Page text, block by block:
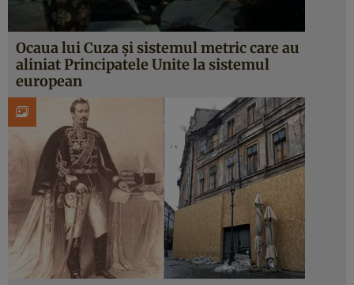
Ocaua lui Cuza şi sistemul metric care au
aliniat Principatele Unite la sistemul
european